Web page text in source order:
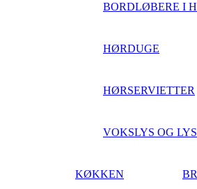
BORDLØBERE I
HØRDUGE
HØRSERVIETTER
VOKSLYS OG
KØKKEN